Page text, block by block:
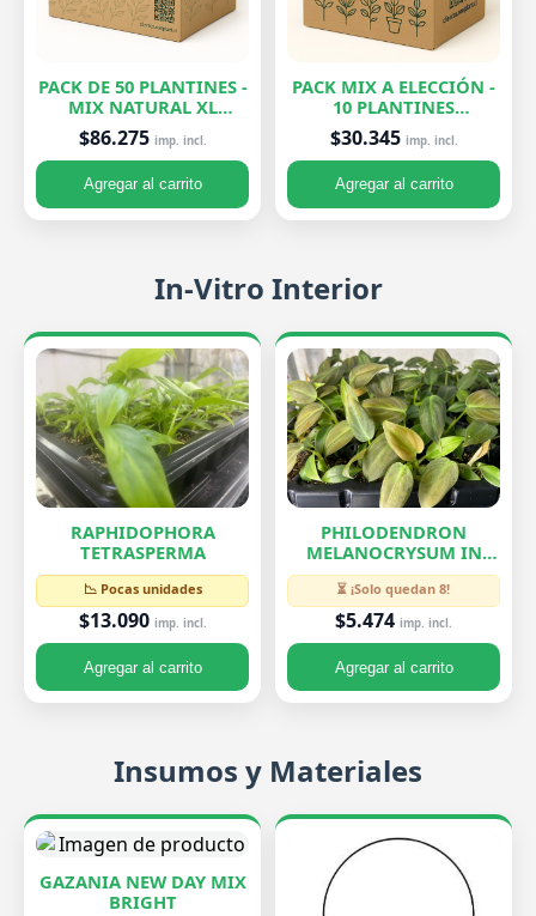
PACK DE 50 PLANTINES -
MIX NATURAL XL
EXCLUSIVOS
$86.275 imp. incl.
Agregar al carrito
PACK MIX A ELECCIÓN -
10 PLANTINES
EXCLUSIVOS
$30.345 imp. incl.
Agregar al carrito
In-Vitro Interior
RAPHIDOPHORA
TETRASPERMA
📉 Pocas unidades
$13.090 imp. incl.
Agregar al carrito
PHILODENDRON
MELANOCRYSUM IN
VITRO
⏳ ¡Solo quedan 8!
$5.474 imp. incl.
Agregar al carrito
Insumos y Materiales
GAZANIA NEW DAY MIX
BRIGHT